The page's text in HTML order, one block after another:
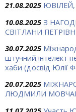
21.08.2025
10.08.2025 З
СВІТЛАНИ
30.07.2025
штучний інтелект
хаби (досвід Юлії
20.07.2025
ЛЮДМИЛИ МОВЧАН: